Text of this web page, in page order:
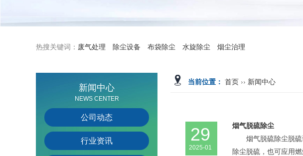
热搜关键词： 废气处理 除尘设备 布袋除尘 水旋除尘 烟尘治理
新闻中心
NEWS CENTER
公司动态
行业资讯
当前位置： 首页 ›› 新闻中心
29
2025-01
烟气脱硫除尘
烟气脱硫除尘脱硫
除尘脱硫，也可应用